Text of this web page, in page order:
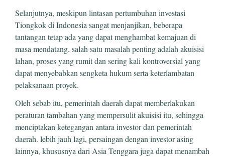
Selanjutnya, meskipun lintasan pertumbuhan investasi
Tiongkok di Indonesia sangat menjanjikan, beberapa
tantangan tetap ada yang dapat menghambat kemajuan di
masa mendatang. salah satu masalah penting adalah akuisisi
lahan, proses yang rumit dan sering kali kontroversial yang
dapat menyebabkan sengketa hukum serta keterlambatan
pelaksanaan proyek.
Oleh sebab itu, pemerintah daerah dapat memberlakukan
peraturan tambahan yang mempersulit akuisisi itu, sehingga
menciptakan ketegangan antara investor dan pemerintah
daerah. lebih jauh lagi, persaingan dengan investor asing
lainnya, khususnya dari Asia Tenggara juga dapat menambah